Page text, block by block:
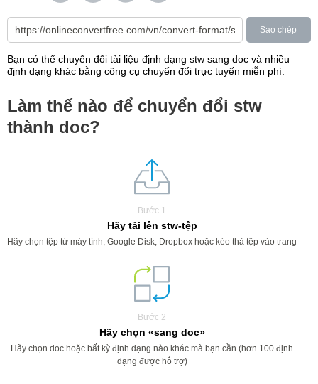
Sao chép
Bạn có thể chuyển đổi tài liệu định dạng stw sang doc và nhiều
định dạng khác bằng công cụ chuyển đổi trực tuyến miễn phí.
Làm thế nào để chuyển đổi stw
thành doc?
Bước 1
Hãy tải lên stw-tệp
Hãy chọn tệp từ máy tính, Google Disk, Dropbox hoặc kéo thả tệp vào trang
Bước 2
Hãy chọn «sang doc»
Hãy chọn doc hoặc bất kỳ định dạng nào khác mà bạn cần (hơn 100 định
dạng được hỗ trợ)